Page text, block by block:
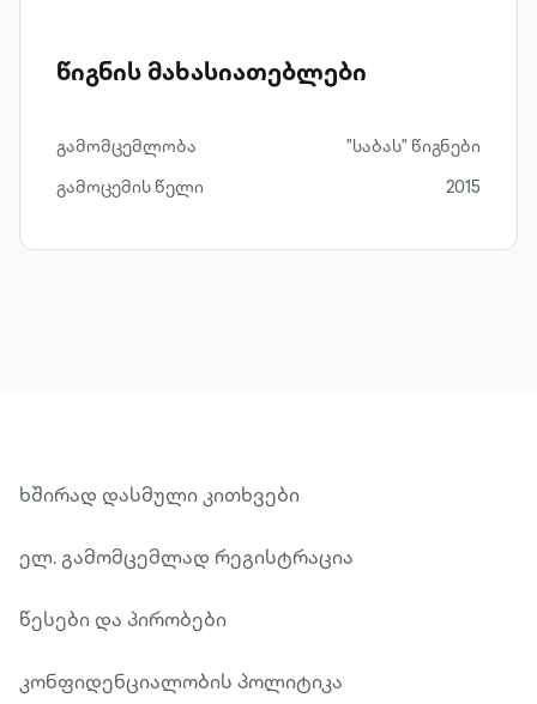
წიგნის მახასიათებლები
გამომცემლობა
"საბას" წიგნები
გამოცემის წელი
2015
ხშირად დასმული კითხვები
ელ. გამომცემლად რეგისტრაცია
წესები და პირობები
კონფიდენციალობის პოლიტიკა